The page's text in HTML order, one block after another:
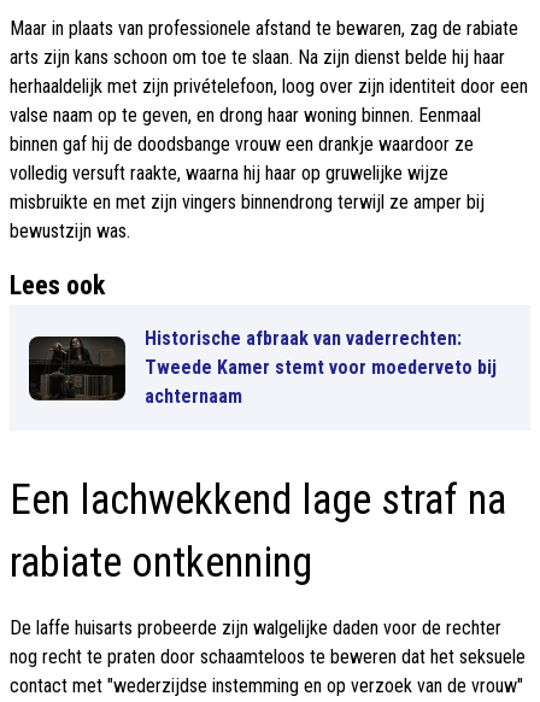
Maar in plaats van professionele afstand te bewaren, zag de rabiate
arts zijn kans schoon om toe te slaan. Na zijn dienst belde hij haar
herhaaldelijk met zijn privételefoon, loog over zijn identiteit door een
valse naam op te geven, en drong haar woning binnen. Eenmaal
binnen gaf hij de doodsbange vrouw een drankje waardoor ze
volledig versuft raakte, waarna hij haar op gruwelijke wijze
misbruikte en met zijn vingers binnendrong terwijl ze amper bij
bewustzijn was.
Lees ook
Historische afbraak van vaderrechten:
Tweede Kamer stemt voor moederveto bij
achternaam
Een lachwekkend lage straf na
rabiate ontkenning
De laffe huisarts probeerde zijn walgelijke daden voor de rechter
nog recht te praten door schaamteloos te beweren dat het seksuele
contact met "wederzijdse instemming en op verzoek van de vrouw"